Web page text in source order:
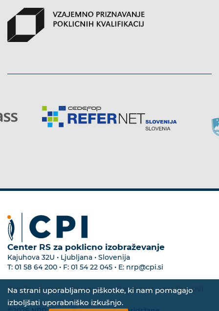
Na strani uporabljamo piškotke, ki nam pomagajo
izboljšati uporabniško izkušnjo.
Center RS za poklicno izobraževanje
Kajuhova 32U • Ljubljana • Slovenija
T: 01 58 64 200 • F: 01 54 22 045 • E: nrp@cpi.si
Zemljevid strani•Dostopnost•Zasebnost •Izvedba KIVI